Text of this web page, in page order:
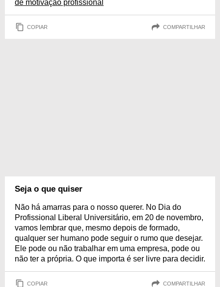
de motivação profissional
COPIAR COMPARTILHAR
Seja o que quiser
Não há amarras para o nosso querer. No Dia do
Profissional Liberal Universitário, em 20 de novembro,
vamos lembrar que, mesmo depois de formado,
qualquer ser humano pode seguir o rumo que desejar.
Ele pode ou não trabalhar em uma empresa, pode ou
não ter a própria. O que importa é ser livre para decidir.
COPIAR COMPARTILHAR